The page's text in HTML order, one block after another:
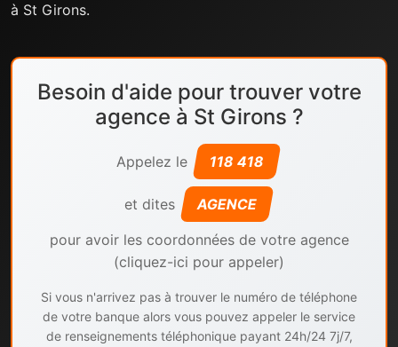
à St Girons.
Besoin d'aide pour trouver votre
agence à St Girons ?
Appelez le 118 418
et dites AGENCE
pour avoir les coordonnées de votre agence
(cliquez-ici pour appeler)
Si vous n'arrivez pas à trouver le numéro de téléphone
de votre banque alors vous pouvez appeler le service
de renseignements téléphonique payant 24h/24 7j/7,